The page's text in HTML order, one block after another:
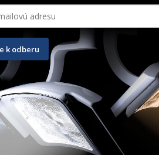
Akcia
IPS Empress Direct
10 x 0,2 g
57,40 65,60€
Na ceste
ZOBRAZIŤ PRODUKT
k odberu